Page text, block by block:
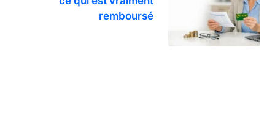
remboursé